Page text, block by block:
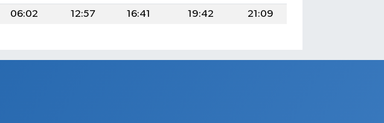
06:02 12:57 16:41 19:42 21:09